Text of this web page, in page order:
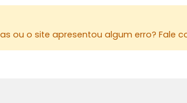
ou o site apresentou algum erro? Fale